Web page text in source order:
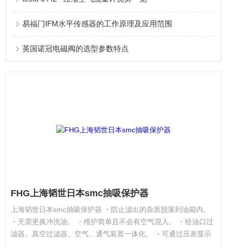
易福门IFM水平传感器的工作原理及应用范围
英国诺冠电磁阀的选型参数特点
FHG上海韬世日本smc抽吸保护器
上海韬世日本smc抽吸保护器 ・防止滤出的杂质脱落到油箱内。
・无需更换冲洗油。 ・维护简单且不会有空气混入。 ・给油口过
滤器、真空过滤器、空气、通气装置一体化。 ・可通过压差显示